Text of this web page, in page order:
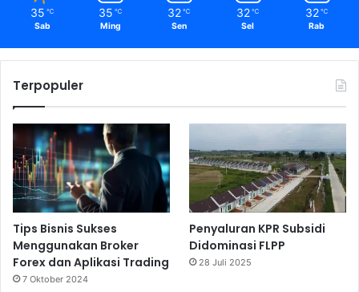
35 ℃
Sab
35 ℃
Ming
32 ℃
Sen
32 ℃
Sel
32 ℃
Rab
Terpopuler
Tips Bisnis Sukses
Menggunakan Broker
Forex dan Aplikasi Trading
7 Oktober 2024
Penyaluran KPR Subsidi
Didominasi FLPP
28 Juli 2025